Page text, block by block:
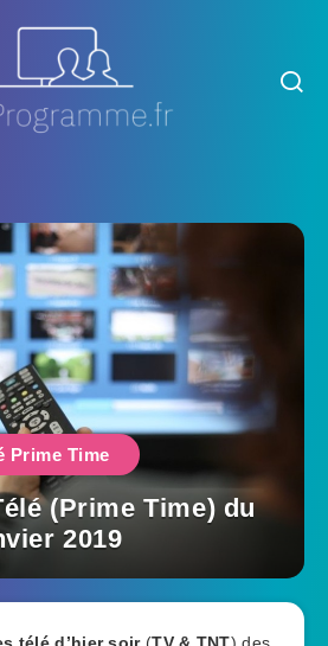
Prime Time
(Prime Time) du
2019